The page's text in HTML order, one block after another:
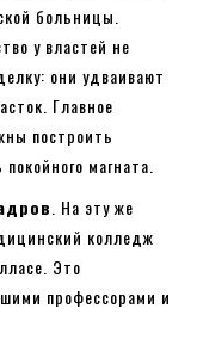
больницы.
у властей не
они удваивают
Главное
построить
магната.
. На эту же
колледж
Это
профессорами и